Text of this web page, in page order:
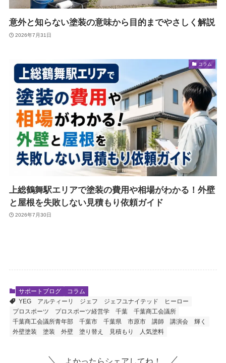
意外と知らない塗装の意味から目的までやさしく解説
2026年7月31日
コラム
上総鶴舞駅エリアで塗装の費用や相場がわかる！外壁
と屋根を失敗しない見積もり依頼ガイド
2026年7月30日
サポートブログ
コラム
YEG
アルティーリ ジェフ ジェフユナイテッド
ヒーロー
プロスポーツ
プロスポーツ経営学 千葉
千葉商工会議所
千葉商工会議所青年部
千葉市 千葉県 市原市 講師 講演会
輝く
外壁塗装
塗装 外壁 塗り替え 見積もり 人気塗料